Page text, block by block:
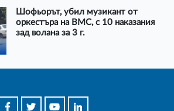
Шофьорът, убил музикант от
оркестъра на ВМС, с 10 наказания
зад волана за 3 г.